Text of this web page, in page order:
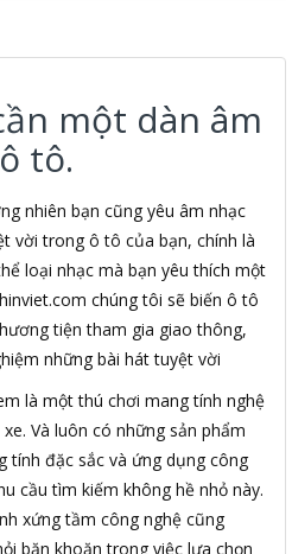
một dàn âm
tô.
nhiên bạn cũng yêu âm nhạc
vời trong ô tô của bạn, chính là
loại nhạc mà bạn yêu thích một
chúng tôi sẽ biến ô tô
tiện tham gia giao thông,
những bài hát tuyệt vời
là một thú chơi mang tính nghệ
Và luôn có những sản phẩm
tính đặc sắc và ứng dụng công
cầu tìm kiếm không hề nhỏ này.
xứng tầm công nghệ cũng
băn khoăn trong việc lựa chọn